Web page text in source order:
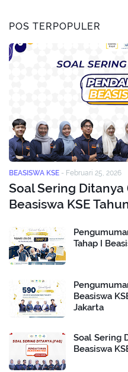
POS TERPOPULER
BEASISWA KSE - Februari 25, 2026
Soal Sering Ditanya
Beasiswa KSE
Tahap I
Beasiswa
Jakarta
Soal Sering
Beasiswa